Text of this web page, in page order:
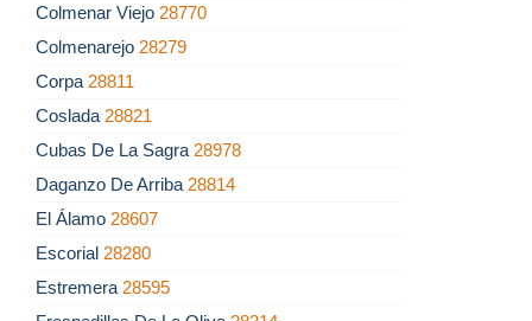
Colmenar Viejo 28770
Colmenarejo 28279
Corpa 28811
Coslada 28821
Cubas De La Sagra 28978
Daganzo De Arriba 28814
El Álamo 28607
Escorial 28280
Estremera 28595